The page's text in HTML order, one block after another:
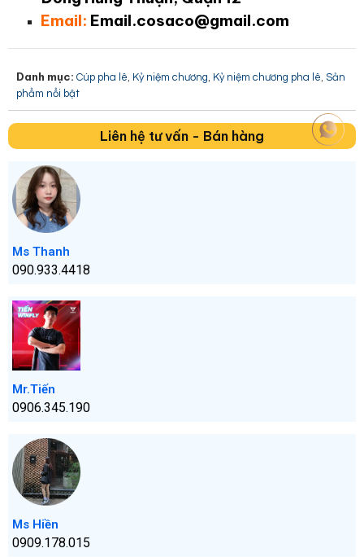
Email: Email.cosaco@gmail.com
Danh mục: Cúp pha lê Kỷ niệm chương Kỷ niệm chương pha lê Sản
phẩm nổi bật
Liên hệ tư vấn - Bán hàng
Ms Thanh
090.933.4418
Mr.Tiến
0906.345.190
Ms Hiền
0909.178.015